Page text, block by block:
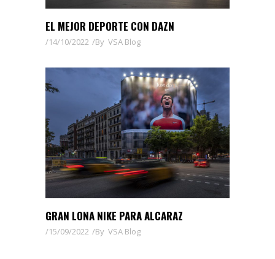
EL MEJOR DEPORTE CON DAZN
14/10/2022 By VSA Blog
GRAN LONA NIKE PARA ALCARAZ
15/09/2022 By VSA Blog